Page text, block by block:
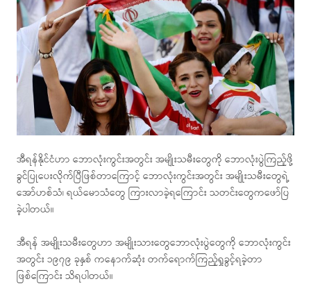
အီရန်နိုင်ငံဟာ ဘောလုံးကွင်းအတွင်း အမျိုးသမီးတွေကို ဘောလုံးပွဲကြည့်ဖို့
ခွင်ပြုပေးလိုက်ပြီဖြစ်တာကြောင့် ဘောလုံးကွင်းအတွင်း အမျိုးသမီးတွေရဲ့
အော်ဟစ်သံ၊ ရယ်မောသံတွေ ကြားလာခဲ့ရကြောင်း သတင်းတွေကဖော်ပြ
ခဲ့ပါတယ်။
အီရန် အမျိုးသမီးတွေဟာ အမျိုးသားတွေဘောလုံးပွဲတွေကို ဘောလုံးကွင်း
အတွင်း ၁၉၇၉ ခုနှစ် ကနောက်ဆုံး တက်ရောက်ကြည့်ရှုခွင့်ရခဲ့တာ
ဖြစ်ကြောင်း သိရပါတယ်။